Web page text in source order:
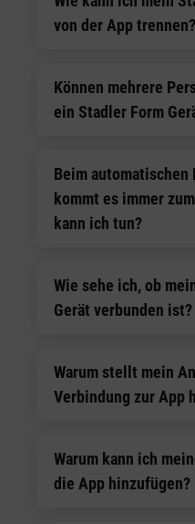
von der App trennen?
Können mehrere
ein Stadler Form
Beim automatischen
kommt es immer
kann ich tun?
Wie sehe ich, ob
Gerät verbunden ist?
Warum stellt mein
Verbindung zur App
Warum kann ich
die App hinzufügen?